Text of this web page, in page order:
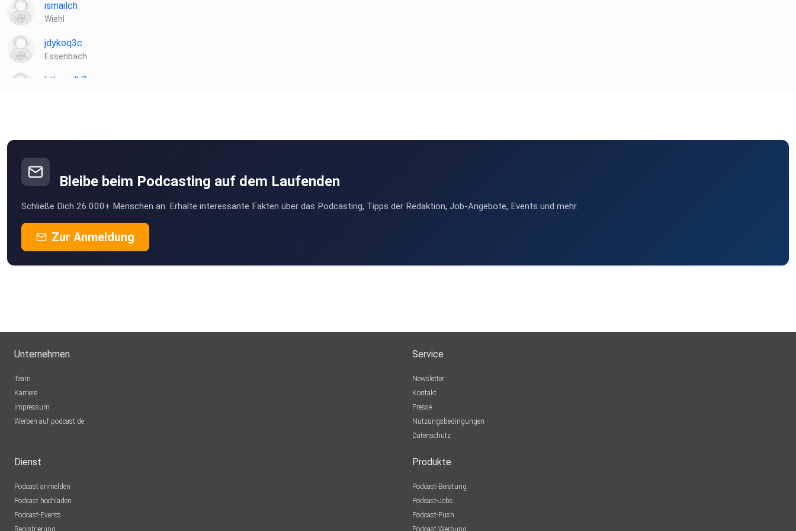
ismailch
Wiehl
jdykoq3c
Essenbach
htbcwdk7
Andreas1774
Harthausen
Jimmy1307
Schaufling
Bleibe beim Podcasting auf dem Laufenden
Schließe Dich 26.000+ Menschen an. Erhalte interessante Fakten über das Podcasting, Tipps der Redaktion, Job-Angebote, Events und mehr.
Zur Anmeldung
Unternehmen
Team
Karriere
Impressum
Werben auf podcast.de
Service
Newsletter
Kontakt
Presse
Nutzungsbedingungen
Datenschutz
Dienst
Podcast anmelden
Podcast hochladen
Podcast-Events
Registrierung
Produkte
Podcast-Beratung
Podcast-Jobs
Podcast-Push
Podcast-Werbung